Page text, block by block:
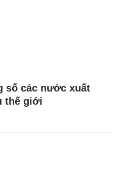
số các nước xuất
thế giới